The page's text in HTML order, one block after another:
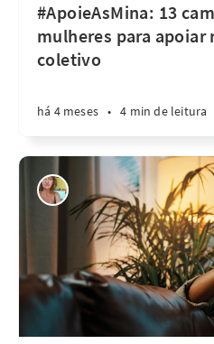
#ApoieAsMina: 13
mulheres para
coletivo
há 4 meses • 4 min de leitura